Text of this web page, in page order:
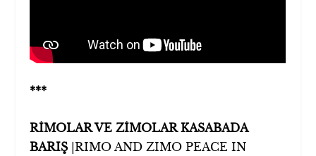
***
RİMOLAR VE ZİMOLAR KASABADA
BARIŞ |RIMO AND ZIMO PEACE IN